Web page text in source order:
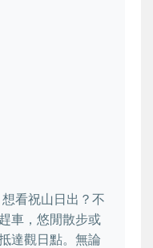
看祝山日出？不
車，悠閒散步或
達觀日點。無論